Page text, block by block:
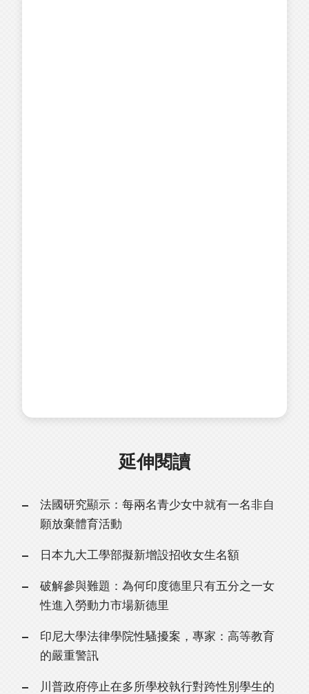
延伸閱讀
法國研究顯示：每兩名青少女中就有一名非自
願放棄體育活動
日本九大工學部擬新增設招收女生名額
破解參與難題：為何印度德里只有五分之一女
性進入勞動力市場新德里
印尼大學法律學院性騷擾案，專家：高等教育
的嚴重警訊
川普政府停止在多所學校執行對跨性別學生的